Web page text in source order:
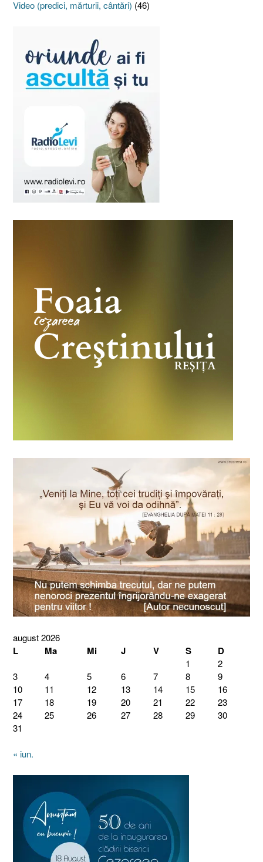
Video (predici, mărturii, cântări) (46)
august 2026
L Ma Mi J V S D
1
2
3
4 5 6 7 8
9
10
11 12 13 14 15
16
17
18 19 20 21 22
23
24
25 26 27 28 29
30
31
« iun.